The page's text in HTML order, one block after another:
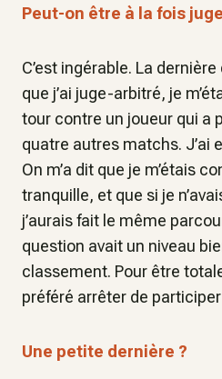
Peut-on être à la fois
C’est ingérable. La
que j’ai juge-arbitré, je
tour contre un joueur qui a
quatre autres matchs. J’ai
On m’a dit que je m’étais
tranquille, et que si je
j’aurais fait le même
question avait un niveau
classement. Pour être
préféré arrêter de
Une petite dernière ?